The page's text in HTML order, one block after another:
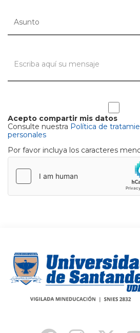
Acepto compartir mis datos
Consulte nuestra Política de
personales
Por favor incluya los caracteres